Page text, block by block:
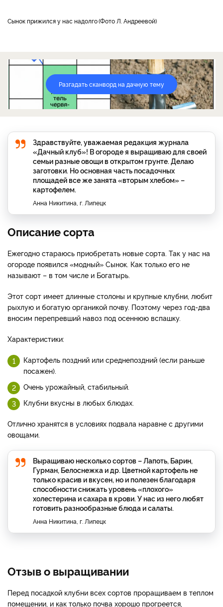
Сынок прижился у нас надолго Фото Л. Андреевой
Разгадать сканворд на дачную тему
Здравствуйте, уважаемая редакция журнала
«Дачный клуб»! В огороде я выращиваю для своей
семьи разные овощи в открытом грунте. Делаю
заготовки. Но основная часть посадочных
площадей все же занята «вторым хлебом» –
картофелем.
Анна Никитина, г. Липецк
Описание сорта
Ежегодно стараюсь приобретать новые сорта. Так у нас на
огороде появился «модный» Сынок. Как только его не
называют – в том числе и Богатырь.
Этот сорт имеет длинные столоны и крупные клубни, любит
рыхлую и богатую органикой почву. Поэтому через год-два
вносим перепревший навоз под осеннюю вспашку.
Характеристики:
Картофель поздний или среднепоздний (если раньше
посажен).
Очень урожайный, стабильный.
Клубни вкусны в любых блюдах.
Отлично хранятся в условиях подвала наравне с другими
овощами.
Выращиваю несколько сортов – Лапоть, Барин,
Гурман, Белоснежка и др. Цветной картофель не
только красив и вкусен, но и полезен благодаря
способности снижать уровень «плохого»
холестерина и сахара в крови. У нас из него любят
готовить разнообразные блюда и салаты.
Анна Никитина, г. Липецк
Отзыв о выращивании
Перед посадкой клубни всех сортов проращиваем в теплом
помещении, и как только почва хорошо прогреется,